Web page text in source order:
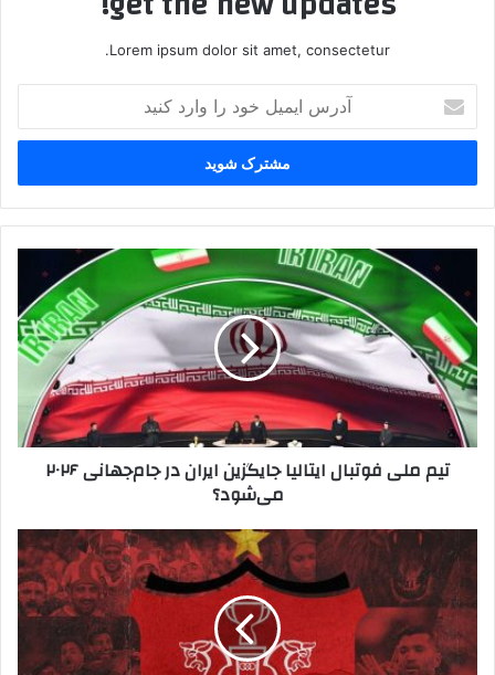
Lorem ipsum dolor sit amet, consectetur.
ایمیل
خود
وارد
کنید
فوتبال
ایتالیا
جایگزین
ایران
در
جام‌جهانی
۲۰۲۶
می‌شود؟
تیم ملی فوتبال ایتالیا جایگزین ایران در جام‌جهانی ۲۰۲۶
می‌شود؟
پرونده
انضباطی
برای
سه
بازیکن